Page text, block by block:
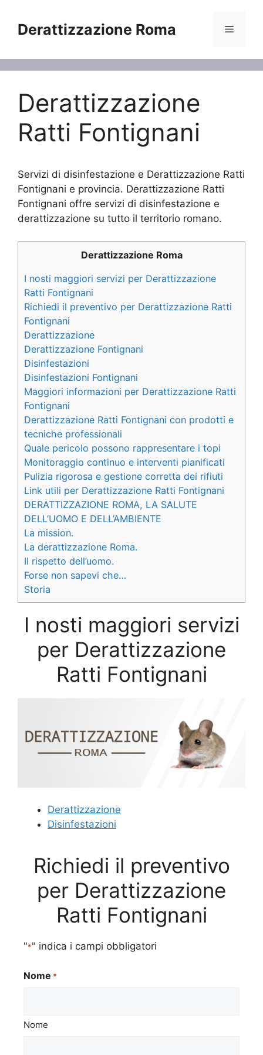
contenuto
Derattizzazione Roma Menu
Derattizzazione
Ratti Fontignani
Servizi di disinfestazione e Derattizzazione Ratti
Fontignani e provincia. Derattizzazione Ratti
Fontignani offre servizi di disinfestazione e
derattizzazione su tutto il territorio romano.
Derattizzazione Roma
I nosti maggiori servizi per Derattizzazione
Ratti Fontignani
Richiedi il preventivo per Derattizzazione Ratti
Fontignani
Derattizzazione
Derattizzazione Fontignani
Disinfestazioni
Disinfestazioni Fontignani
Maggiori informazioni per Derattizzazione Ratti
Fontignani
Derattizzazione Ratti Fontignani con prodotti e
tecniche professionali
Quale pericolo possono rappresentare i topi
Monitoraggio continuo e interventi pianificati
Pulizia rigorosa e gestione corretta dei rifiuti
Link utili per Derattizzazione Ratti Fontignani
DERATTIZZAZIONE ROMA, LA SALUTE
DELL’UOMO E DELL’AMBIENTE
La mission.
La derattizzazione Roma.
Il rispetto dell’uomo.
Forse non sapevi che…
Storia
I nosti maggiori servizi
per Derattizzazione
Ratti Fontignani
Derattizzazione
Disinfestazioni
Richiedi il preventivo
per Derattizzazione
Ratti Fontignani
"*" indica i campi obbligatori
Nome *
Nome